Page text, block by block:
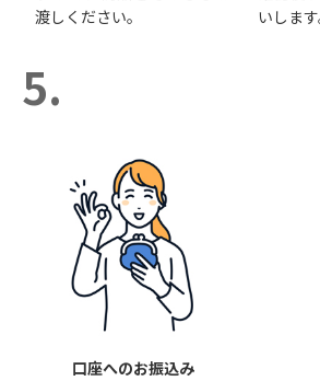
渡しください。
いします
5.
口座へのお振込み